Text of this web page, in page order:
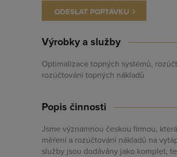
ODESLAT POPTÁVKU
Výrobky a služby
Optimalizace topných systémů,
rozúčtování topných nákladů
Popis činnosti
Jsme významnou českou firmou,
měření a rozúčtování nákladů na
služby jsou dodávány jako komplet,